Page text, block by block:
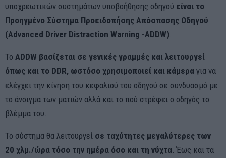
υποχρεωτικών συστημάτων υποβοήθησης οδηγού είναι το
Προηγμένο Σύστημα Προειδοπήσης Απόσπασης Οδηγού
(Advanced Driver Distraction Warning -ADDW)
Το ADDW βασίζεται σε γενικές γραμμές και λειτουργεί
όπως και το DDR, ωστόσο χρησιμοποιεί και κάμερα για να
ελέγχει την κίνηση του κεφαλιού του οδηγού σε συνδυασμό με
το άνοιγμα των ματιών αλλά και το πού στρέφει ο οδηγός το
βλέμμα του.
Το σύστημα θα λειτουργεί σε ταχύτητες μεγαλύτερες των
20 χλμ./ώρα τόσο την ημέρα όσο και τη νύχτα . Έως και τα